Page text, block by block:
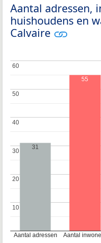
Aantal adressen,
huishoudens en
Calvaire
Aantal adressen Aantal
10
10
20
20
30
30
40
40
50
50
60
60
31
55